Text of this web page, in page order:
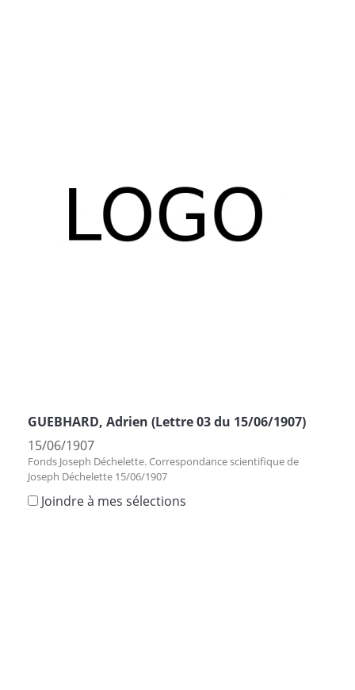
GUEBHARD, Adrien (Lettre 03 du 15/06/1907)
15/06/1907
Fonds Joseph Déchelette. Correspondance scientifique de
Joseph Déchelette 15/06/1907
Joindre à mes sélections